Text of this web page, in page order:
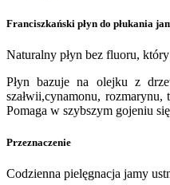
Franciszkański płyn do płukania
Naturalny płyn bez fluoru,
Płyn bazuje na olejku z
szałwii,cynamonu,
Pomaga w szybszym gojeniu
Przeznaczenie
Codzienna pielęgnacja jamy